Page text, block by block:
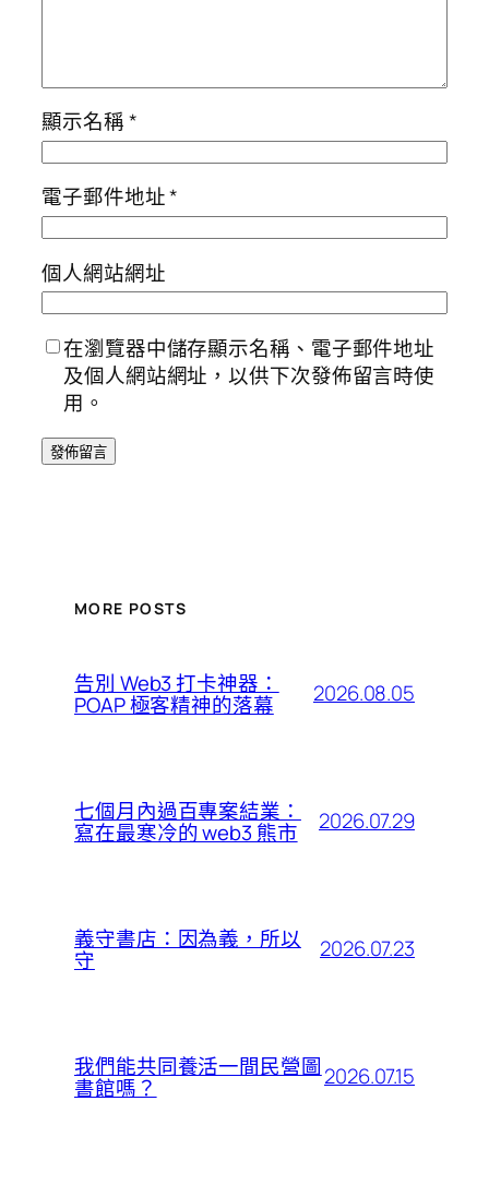
顯示名稱*
電子郵件地址*
個人網站網址
在瀏覽器中儲存顯示名稱、電子郵件地址
及個人網站網址，以供下次發佈留言時使
用。
MORE POSTS
告別 Web3 打卡神器：
POAP 極客精神的落幕 2026.08.05
七個月內過百專案結業：
寫在最寒冷的 web3 熊市 2026.07.29
義守書店：因為義，所以
守 2026.07.23
我們能共同養活一間民營圖
書館嗎？ 2026.07.15